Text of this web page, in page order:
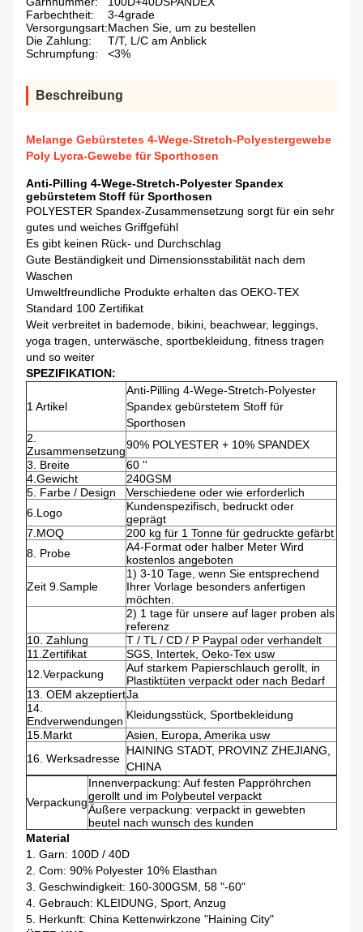
Farbechtheit:
3-4grade
Versorgungsart:Machen Sie, um zu bestellen
Die Zahlung:
T/T, L/C am Anblick
Schrumpfung:
<3%
Beschreibung
Melange Gebürstetes 4-Wege-Stretch-Polyestergewebe
Poly Lycra-Gewebe für Sporthosen
Anti-Pilling 4-Wege-Stretch-Polyester Spandex
gebürstetem Stoff für Sporthosen
POLYESTER Spandex-Zusammensetzung sorgt für ein sehr
gutes und weiches Griffgefühl
Es gibt keinen Rück- und Durchschlag
Gute Beständigkeit und Dimensionsstabilität nach dem
Waschen
Umweltfreundliche Produkte erhalten das OEKO-TEX
Standard 100 Zertifikat
Weit verbreitet in bademode, bikini, beachwear, leggings,
yoga tragen, unterwäsche, sportbekleidung, fitness tragen
und so weiter
SPEZIFIKATION:
1 Artikel
Anti-Pilling 4-Wege-Stretch-Polyester
Spandex gebürstetem Stoff für
Sporthosen
2.
Zusammensetzung90% POLYESTER + 10% SPANDEX
3. Breite
60 ''
4.Gewicht
240GSM
5. Farbe / Design
Verschiedene oder wie erforderlich
6.Logo
Kundenspezifisch, bedruckt oder
geprägt
7.MOQ
200 kg für 1 Tonne für gedruckte gefärbt
8. Probe
A4-Format oder halber Meter Wird
kostenlos angeboten
Zeit 9.Sample
1) 3-10 Tage, wenn Sie entsprechend
Ihrer Vorlage besonders anfertigen
möchten.
2) 1 tage für unsere auf lager proben als
referenz
10. Zahlung
T / TL / CD / P Paypal oder verhandelt
11.Zertifikat
SGS, Intertek, Oeko-Tex usw
12.Verpackung
Auf starkem Papierschlauch gerollt, in
Plastiktüten verpackt oder nach Bedarf
13. OEM akzeptiertJa
14.
Endverwendungen Kleidungsstück, Sportbekleidung
15.Markt
Asien, Europa, Amerika usw
16. Werksadresse
HAINING STADT, PROVINZ ZHEJIANG,
CHINA
Verpackung
Innenverpackung: Auf festen Pappröhrchen
gerollt und im Polybeutel verpackt
Äußere verpackung: verpackt in gewebten
beutel nach wunsch des kunden
Material
1. Garn: 100D / 40D
2. Com: 90% Polyester 10% Elasthan
3. Geschwindigkeit: 160-300GSM, 58 "-60"
4. Gebrauch: KLEIDUNG, Sport, Anzug
5. Herkunft: China Kettenwirkzone "Haining City"